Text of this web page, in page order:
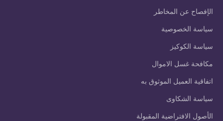
الإفصاح عن المخاطر
سياسة الخصوصية
سياسة الكوكيز
مكافحة غسل الاموال
اتفاقية العميل الموثوق به
سياسة الشكاوى
الأصول الافتراضية المقبولة